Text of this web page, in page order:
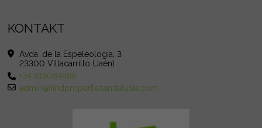
KONTAKT
Avda. de la Espeleología, 3
23300 Villacarrillo (Jaén)
+34 618064889
admin@findpropertiesandalusia.com